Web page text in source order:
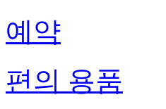
예약
편의 용품